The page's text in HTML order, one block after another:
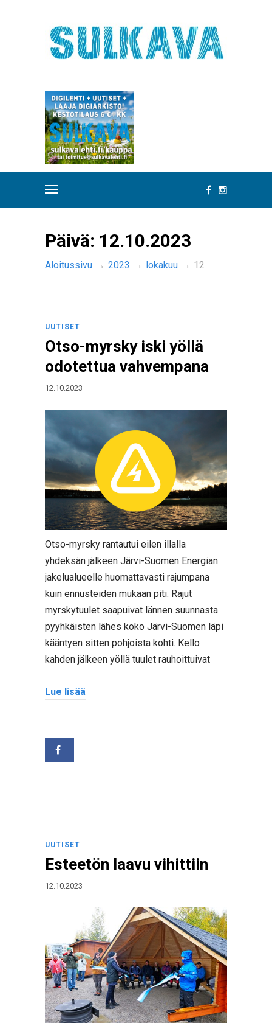
Päivä: 12.10.2023
Aloitussivu → 2023 → lokakuu → 12
UUTISET
Otso-myrsky iski yöllä
odotettua vahvempana
12.10.2023
Otso-myrsky rantautui eilen illalla
yhdeksän jälkeen Järvi-Suomen Energian
jakelualueelle huomattavasti rajumpana
kuin ennusteiden mukaan piti. Rajut
myrskytuulet saapuivat lännen suunnasta
pyyhkäisten lähes koko Järvi-Suomen läpi
kääntyen sitten pohjoista kohti. Kello
kahden jälkeen yöllä tuulet rauhoittuivat
Lue lisää
UUTISET
Esteetön laavu vihittiin
12.10.2023